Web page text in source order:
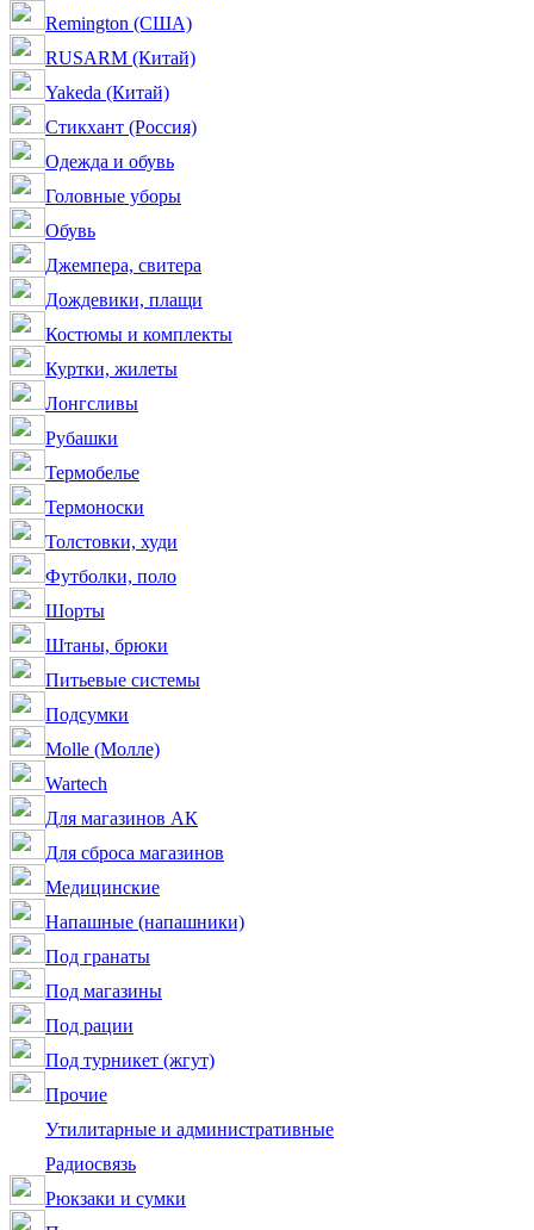
Remington (США)
RUSARM (Китай)
Yakeda (Китай)
Стикхант (Россия)
Одежда и обувь
Головные уборы
Обувь
Джемпера, свитера
Дождевики, плащи
Костюмы и комплекты
Куртки, жилеты
Лонгсливы
Рубашки
Термобелье
Термоноски
Толстовки, худи
Футболки, поло
Шорты
Штаны, брюки
Питьевые системы
Подсумки
Molle (Молле)
Wartech
Для магазинов АК
Для сброса магазинов
Медицинские
Напашные (напашники)
Под гранаты
Под магазины
Под рации
Под турникет (жгут)
Прочие
Утилитарные и административные
Радиосвязь
Рюкзаки и сумки